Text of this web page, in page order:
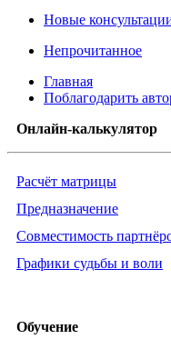
Новые
Непрочитанное
Главная
Поблагодарить
Онлайн-калькулятор
Расчёт матрицы
Предназначение
Совместимость
Графики судьбы и воли
Обучение